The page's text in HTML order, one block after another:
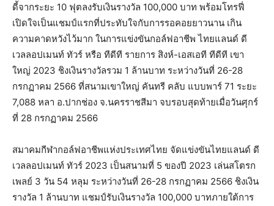
ดี้จากระยะ 10 ฟุตลงรับเงินรางวัล 100,000 บาท พร้อมโทรฟี่
เปิดใจเป็นแชมป์แรกที่ประทับใจกับการรอคอยยาวนาน เกิน
ความคาดหวังไว้มาก ในการแข่งขันกอล์ฟอาชีพ ไทยแลนด์ ดี
เวลลอปเมนท์ ทัวร์ หรือ ทีดีที รายการ สิงห์-เอสเอที ทีดีที เขา
ใหญ่ 2023 ชิงเงินรางวัลรวม 1 ล้านบาท ระหว่างวันที่ 26-28
กรกฏาคม 2566 ที่สนามเขาใหญ่ คันทรี คลับ แบบพาร์ 71 ระยะ
7,088 หลา อ.ปากช่อง จ.นครราชสีมา จบรอบสุดท้ายเมื่อวันศุกร์
ที่ 28 กรกฏาคม 2566
สมาคมกีฬากอล์ฟอาชีพแห่งประเทศไทย จัดแข่งขันไทยแลนด์ ดี
เวลลอปเมนท์ ทัวร์ 2023 เป็นสนามที่ 5 ของปี 2023 เล่นสโตรก
เพลย์ 3 วัน 54 หลุม ระหว่างวันที่ 26-28 กรกฏาคม 2566 ชิงเงิน
รางวัล 1 ล้านบาท แชมป์รับเงินรางวัล 100,000 บาทภายใต้การ